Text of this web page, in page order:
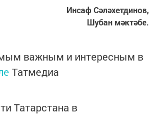
Инсаф Сәләхетдинов,
Шубан мәктәбе.
важным и интересным в
Татмедиа
Татарстана в